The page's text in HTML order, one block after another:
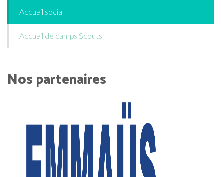
Accueil social
Accueil de camps Scouts
Nos partenaires